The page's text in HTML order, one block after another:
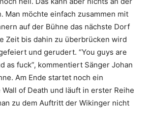
Man möchte einfach zusammen mit
auf der Bühne das nächste Dorf
Zeit bis dahin zu überbrücken wird
und gerudert. “You guys are
as fuck”, kommentiert Sänger Johan
Am Ende startet noch ein
of Death und läuft in erster Reihe
zu dem Auftritt der Wikinger nicht